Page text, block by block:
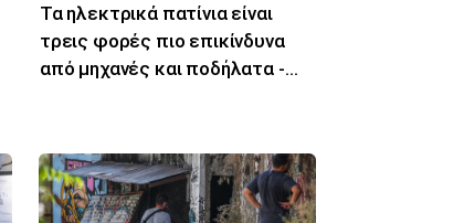
Τα ηλεκτρικά πατίνια είναι
τρεις φορές πιο επικίνδυνα
από μηχανές και ποδήλατα -